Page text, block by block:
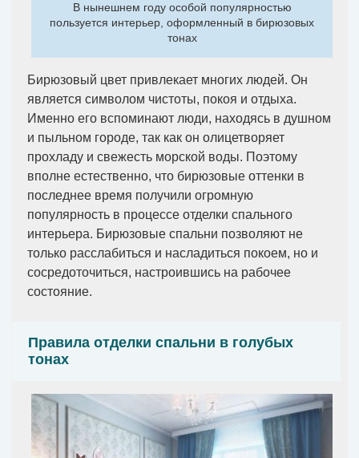
В нынешнем году особой популярностью
пользуется интерьер, оформленный в бирюзовых
тонах
Бирюзовый цвет привлекает многих людей. Он
является символом чистоты, покоя и отдыха.
Именно его вспоминают люди, находясь в душном
и пыльном городе, так как он олицетворяет
прохладу и свежесть морской воды. Поэтому
вполне естественно, что бирюзовые оттенки в
последнее время получили огромную
популярность в процессе отделки спального
интерьера. Бирюзовые спальни позволяют не
только расслабиться и насладиться покоем, но и
сосредоточиться, настроившись на рабочее
состояние.
Правила отделки спальни в голубых
тонах